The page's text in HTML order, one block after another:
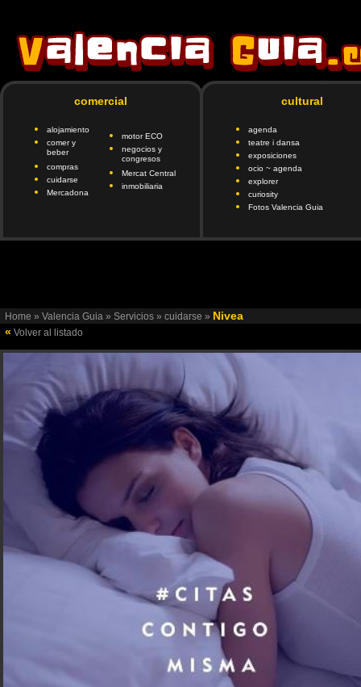
comercial
alojamiento
comer y
beber
compras
cuidarse
Mercadona
motor ECO
negocios y
congresos
Mercat Central
inmobiliaria
cultural
agenda
teatre i dansa
exposiciones
ocio ~ agenda
explorer
curiosity
Fotos Valencia Guia
Home » Valencia Guia » Servicios » cuidarse » Nivea
« Volver al listado